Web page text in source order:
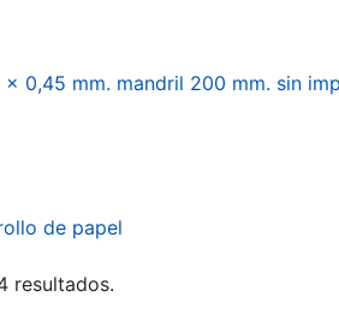
0,45 mm. mandril 200 mm. sin
de papel
resultados.